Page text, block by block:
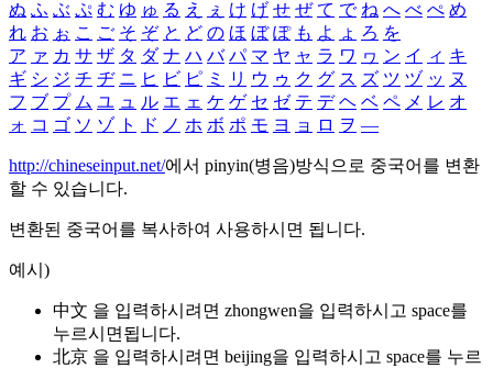
ぬ ふ ぶ ぷ む ゆ ゅ る え ぇ け げ せ ぜ て で ね へ べ ぺ め
れ お ぉ こ ご そ ぞ と ど の ほ ぼ ぽ も よ ょ ろ を
ア ァ カ サ ザ タ ダ ナ ハ バ パ マ ヤ ャ ラ ワ ヮ ン イ ィ キ
ギ シ ジ チ ヂ ニ ヒ ビ ピ ミ リ ウ ゥ ク グ ス ズ ツ ヅ ッ ヌ
フ ブ プ ム ユ ュ ル エ ェ ケ ゲ セ ゼ テ デ ヘ ベ ペ メ レ オ
ォ コ ゴ ソ ゾ ト ド ノ ホ ボ ポ モ ヨ ョ ロ ヲ ―
http://chineseinput.net/에서 pinyin(병음)방식으로 중국어를 변환
할 수 있습니다.
변환된 중국어를 복사하여 사용하시면 됩니다.
예시)
中文 을 입력하시려면 zhongwen을 입력하시고 space를
누르시면됩니다.
北京 을 입력하시려면 beijing을 입력하시고 space를 누르